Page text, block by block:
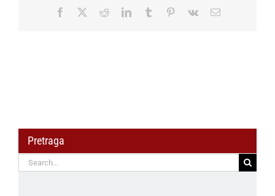
Facebook RedditLinkedInTumblr Pinterest
Vk Email
Pretraga
Search
for: